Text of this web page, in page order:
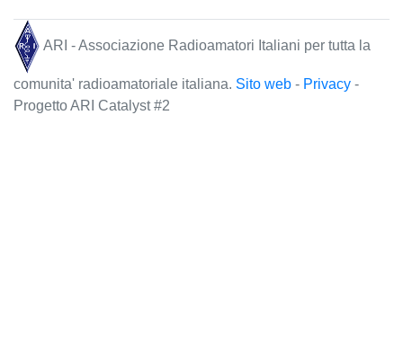
ARI - Associazione Radioamatori Italiani per tutta la
comunita' radioamatoriale italiana. Sito web - Privacy -
Progetto ARI Catalyst #2